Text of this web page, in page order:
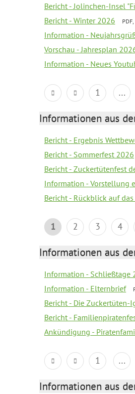
Bericht - Jolinchen-Insel
Bericht - Winter 2026
Information -
Vorschau - Jahresplan
Information - Neues
1 ...
Informationen aus
Bericht - Ergebnis
Bericht - Sommerfest 2026
Bericht - Zuckertütenfest
Information - Vorstellung
Bericht - Rückblick auf
1 2 3 4
Informationen aus
Information - Schließtage
Information - Elternbrief
Bericht - Die Zuckertüten-
Bericht -
Ankündigung -
1 ...
Informationen aus